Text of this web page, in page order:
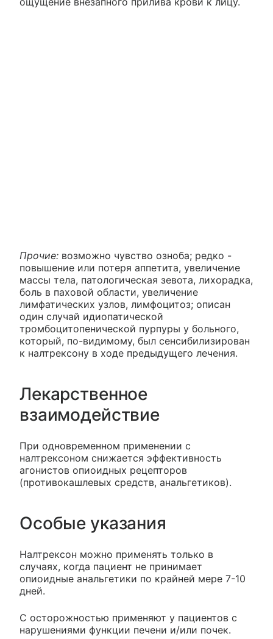
Прочие: возможно чувство озноба; редко -
повышение или потеря аппетита, увеличение
массы тела, патологическая зевота, лихорадка,
боль в паховой области, увеличение
лимфатических узлов, лимфоцитоз; описан
один случай идиопатической
тромбоцитопенической пурпуры у больного,
который, по-видимому, был сенсибилизирован
к налтрексону в ходе предыдущего лечения.
Лекарственное
взаимодействие
При одновременном применении с
налтрексоном снижается эффективность
агонистов опиоидных рецепторов
(противокашлевых средств, анальгетиков).
Особые указания
Налтрексон можно применять только в
случаях, когда пациент не принимает
опиоидные анальгетики по крайней мере 7-10
дней.
С осторожностью применяют у пациентов с
нарушениями функции печени и/или почек.